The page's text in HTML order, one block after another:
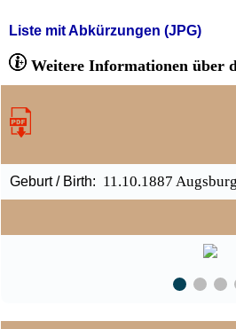
Liste mit Abkürzungen (JPG)
Weitere Informationen über
Geburt / Birth: 11.10.1887 Augsburg